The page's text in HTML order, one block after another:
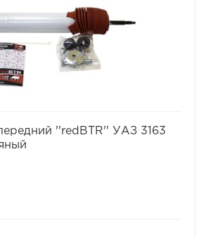
''redBTR'' УАЗ 3163